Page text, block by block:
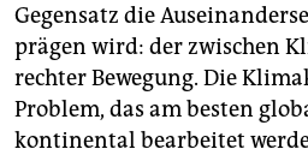
Gegensatz die
prägen wird: der zwischen
rechter Bewegung. Die
Problem, das am besten
kontinental bearbeitet